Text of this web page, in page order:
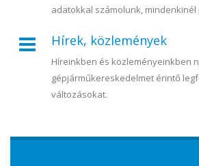
adatokkal számolunk,
Hírek, közlemények
Híreinkben és közleményeinkben
gépjárműkereskedelmet érintő
változásokat.